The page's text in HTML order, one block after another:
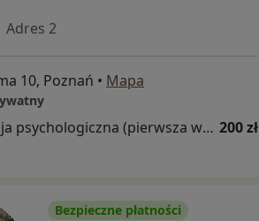
Adres 2
10, Poznań • Mapa
Konsultacja psychologiczna (pierwsza wizyta) 200 zł
Bezpieczne płatności